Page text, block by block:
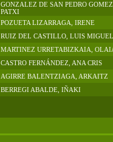
GONZALEZ DE SAN PEDRO GOMEZ
PATXI
POZUETA LIZARRAGA, IRENE
RUIZ DEL CASTILLO, LUIS MIGUEL
MARTINEZ URRETABIZKAIA,
CASTRO FERNÁNDEZ, ANA CRIS
AGIRRE BALENTZIAGA, ARKAITZ
BERREGI ABALDE, IÑAKI